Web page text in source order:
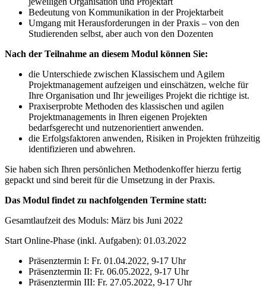
Bedeutung von Kommunikation in der Projektarbeit
Umgang mit Herausforderungen in der Praxis – von den
Studierenden selbst, aber auch von den Dozenten
Nach der Teilnahme an diesem Modul können Sie:
die Unterschiede zwischen Klassischem und Agilem
Projektmanagement aufzeigen und einschätzen, welche für
Ihre Organisation und Ihr jeweiliges Projekt die richtige ist.
Praxiserprobte Methoden des klassischen und agilen
Projektmanagements in Ihren eigenen Projekten
bedarfsgerecht und nutzenorientiert anwenden.
die Erfolgsfaktoren anwenden, Risiken in Projekten frühzeitig
identifizieren und abwehren.
Sie haben sich Ihren persönlichen Methodenkoffer hierzu fertig
gepackt und sind bereit für die Umsetzung in der Praxis.
Das Modul findet zu nachfolgenden Termine statt:
Gesamtlaufzeit des Moduls: März bis Juni 2022
Start Online-Phase (inkl. Aufgaben): 01.03.2022
Präsenztermin I: Fr. 01.04.2022, 9-17 Uhr
Präsenztermin II: Fr. 06.05.2022, 9-17 Uhr
Präsenztermin III: Fr. 27.05.2022, 9-17 Uhr